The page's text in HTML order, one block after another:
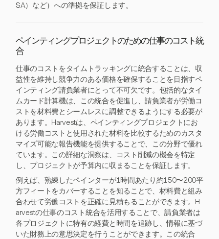
SA）など）への準拠を保証します。
ペインティングプロジェクトのための仕事のコスト統
合
仕事のコストをタイムトラッキングに統合することは、収
益性を維持し競争力のある価格を確保することを目指すペ
インティング請負業者にとって不可欠です。包括的なタイ
ムカード計算機は、この統合を促進し、請負業者が労働コ
ストを材料費とシームレスに調整できるようにする必要が
あります。Harvestは、ペインティングプロジェクトにお
ける労働コストと使用された材料を比較するためのカスタ
マイズ可能な報告機能を提供することで、この分野で優れ
ています。この詳細な洞察は、コスト削減の機会を特定
し、プロジェクトが予算内に収まることを保証します。
例えば、熟練したペインターが1時間あたり約150〜200平
方フィートをカバーすることを知ることで、材料費と組み
合わせて労働コストを正確に見積もることができます。H
arvestの仕事のコスト統合を活用することで、請負業者は
各プロジェクトに特有の経費と時間を追跡し、情報に基づ
いた財務上の意思決定を行うことができます。この統合